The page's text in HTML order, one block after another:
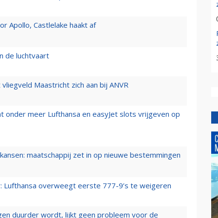
Apollo, Castlelake haakt af
de luchtvaart
Maastricht zich aan bij ANVR
meer Lufthansa en easyJet slots vrijgeven op
maatschappij zet in op nieuwe bestemmingen
Lufthansa overweegt eerste 777-9’s te weigeren
duurder wordt, lijkt geen probleem voor de